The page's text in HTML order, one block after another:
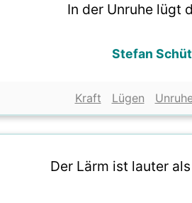
In der Unruhe lügt
Stefan
Kraft Lügen
Der Lärm ist lauter